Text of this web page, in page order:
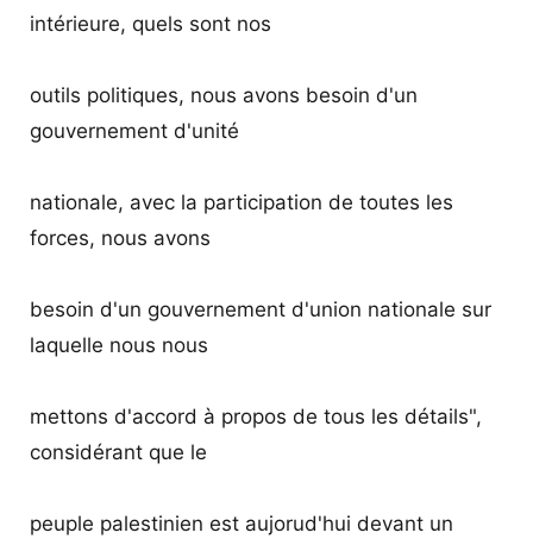
intérieure, quels sont nos
outils politiques, nous avons besoin d'un
gouvernement d'unité
nationale, avec la participation de toutes les
forces, nous avons
besoin d'un gouvernement d'union nationale sur
laquelle nous nous
mettons d'accord à propos de tous les détails",
considérant que le
peuple palestinien est aujorud'hui devant un